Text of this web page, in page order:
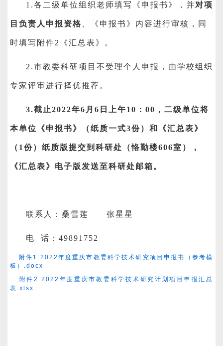
1.各二级单位组织老师填写《申报书》，并对项
目负责人申报资格 、《申报书》内容进行审核，同
时填写附件2《汇总表》。
2.市教委科研项目不受理个人申报，由学校组织
专家评审进行择优推荐。
3.截止2022年6月6日上午10：00，二级单位将
本单位《申报书》（纸质一式3份）和《汇总表》
（1份）纸质版提交到科研处（恪勤楼606室），
《汇总表》电子版发送至科研处邮箱。
联系人：桑雪莲 张星星
电 话：49891752
附件1 2022年度重庆市教委科学技术研究项目申报书（参考模
板）.docx
附件2 2022年度重庆市教委科学技术研究计划项目申报汇总
表.xlsx